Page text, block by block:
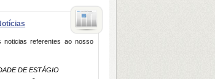
noticias referentes ao nosso
DE ESTÁGIO